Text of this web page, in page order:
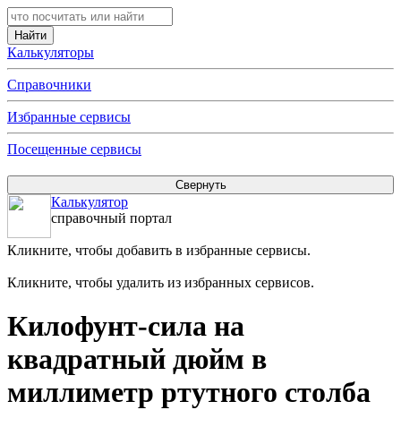
Калькуляторы
Справочники
Избранные сервисы
Посещенные сервисы
Калькулятор
справочный портал
Кликните, чтобы добавить в избранные сервисы.
Кликните, чтобы удалить из избранных сервисов.
Килофунт-сила на
квадратный дюйм в
миллиметр ртутного столба